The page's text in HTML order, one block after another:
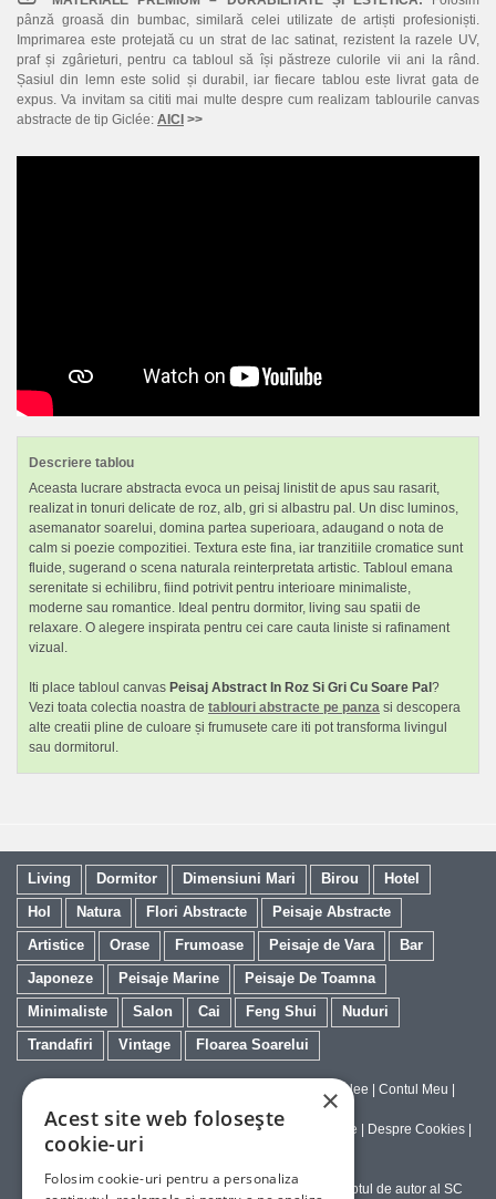
pânză groasă din bumbac, similară celei utilizate de artiști profesioniști.
Imprimarea este protejată cu un strat de lac satinat, rezistent la razele UV,
praf și zgârieturi, pentru ca tabloul să își păstreze culorile vii ani la rând.
Șasiul din lemn este solid și durabil, iar fiecare tablou este livrat gata de
expus. Va invitam sa cititi mai multe despre cum realizam tablourile canvas
abstracte de tip Giclée: AICI >>
Descriere tablou
Aceasta lucrare abstracta evoca un peisaj linistit de apus sau rasarit,
realizat in tonuri delicate de roz, alb, gri si albastru pal. Un disc luminos,
asemanator soarelui, domina partea superioara, adaugand o nota de
calm si poezie compozitiei. Textura este fina, iar tranzitiile cromatice sunt
fluide, sugerand o scena naturala reinterpretata artistic. Tabloul emana
serenitate si echilibru, fiind potrivit pentru interioare minimaliste,
moderne sau romantice. Ideal pentru dormitor, living sau spatii de
relaxare. O alegere inspirata pentru cei care cauta liniste si rafinament
vizual.
Iti place tabloul canvas Peisaj Abstract In Roz Si Gri Cu Soare Pal ?
Vezi toata colectia noastra de tablouri abstracte pe panza si descopera
alte creatii pline de culoare și frumusete care iti pot transforma livingul
sau dormitorul.
Living Dormitor Dimensiuni Mari Birou
Hotel
Hol
Natura Flori Abstracte
Peisaje Abstracte
Artistice
Orase Frumoase Peisaje de Vara
Bar
Japoneze
Peisaje Marine
Peisaje De Toamna
Minimaliste
Salon Cai Feng Shui
Nuduri
Trandafiri
Vintage Floarea Soarelui
Calitatea Tablourilor Giclee Contul Meu
Tablouri la Comanda
Politica de Livrare si Retur| Politica de Confidentialitate Despre Cookies
Copyright © 2023-2026 - Textele şi imaginile sub dreptul de autor al SC
×
Acest site web folosește
cookie-uri
Folosim cookie-uri pentru a personaliza